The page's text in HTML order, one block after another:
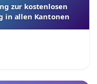
zur kostenlosen
in allen Kantonen